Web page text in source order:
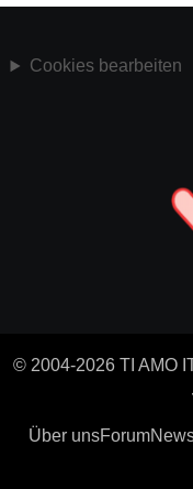
Cookies bearbeiten
© 2004-2026 TI AMO
Über unsForum